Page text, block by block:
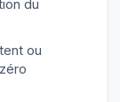
du
ou